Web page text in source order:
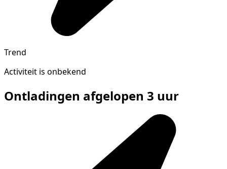
Trend
Activiteit is onbekend
Ontladingen afgelopen 3 uur